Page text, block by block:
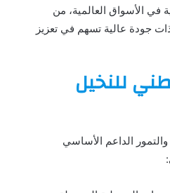
في الأسواق العالمية، من
جودة عالية تسهم في تعزيز
للنخيل
الداعم الأساسي